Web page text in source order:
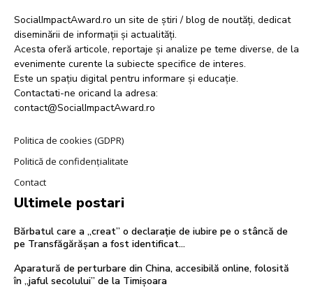
SocialImpactAward.ro un site de știri / blog de noutăți, dedicat
diseminării de informații și actualități.
Acesta oferă articole, reportaje și analize pe teme diverse, de la
evenimente curente la subiecte specifice de interes.
Este un spațiu digital pentru informare și educație.
Contactati-ne oricand la adresa:
contact@SocialImpactAward.ro
Politica de cookies (GDPR)
Politică de confidențialitate
Contact
Ultimele postari
Bărbatul care a „creat” o declarație de iubire pe o stâncă de
pe Transfăgărășan a fost identificat…
Aparatură de perturbare din China, accesibilă online, folosită
în „jaful secolului” de la Timișoara